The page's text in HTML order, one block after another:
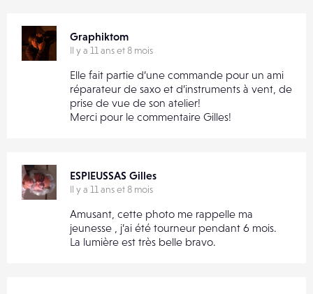
Graphiktom
Il y a 11 ans et 8 mois
Elle fait partie d’une commande pour un ami
réparateur de saxo et d’instruments à vent, de
prise de vue de son atelier!
Merci pour le commentaire Gilles!
ESPIEUSSAS Gilles
Il y a 11 ans et 8 mois
Amusant, cette photo me rappelle ma
jeunesse , j’ai été tourneur pendant 6 mois.
La lumière est très belle bravo.